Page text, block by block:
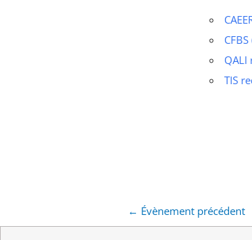
QALI
TIS
← Évènement précédent